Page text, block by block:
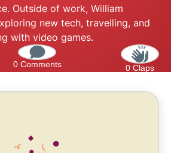
Outside of work, William
new tech, travelling, and
with video games.
0 Comments 0 Claps